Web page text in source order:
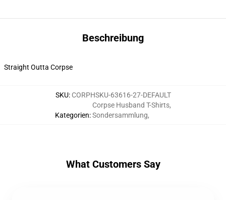
Beschreibung
Straight Outta Corpse
SKU: CORPHSKU-63616-27-DEFAULT
Kategorien:
Corpse Husband T-Shirts,
Sondersammlung,
What Customers Say